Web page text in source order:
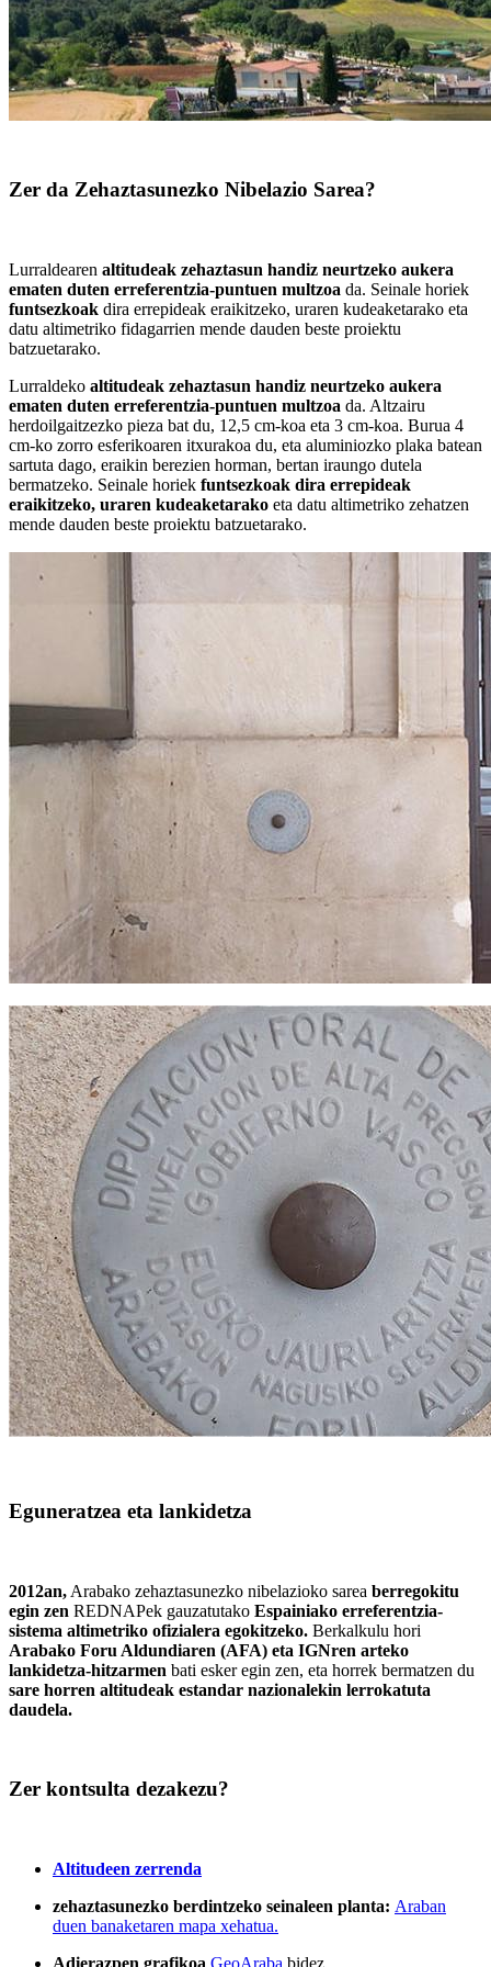
Zer da Zehaztasunezko Nibelazio Sarea?
Lurraldearen altitudeak zehaztasun handiz neurtzeko aukera
ematen duten erreferentzia-puntuen multzoa da. Seinale horiek
funtsezkoak dira errepideak eraikitzeko, uraren kudeaketarako eta
datu altimetriko fidagarrien mende dauden beste proiektu
batzuetarako.
Lurraldeko altitudeak zehaztasun handiz neurtzeko aukera
ematen duten erreferentzia-puntuen multzoa da. Altzairu
herdoilgaitzezko pieza bat du, 12,5 cm-koa eta 3 cm-koa. Burua 4
cm-ko zorro esferikoaren itxurakoa du, eta aluminiozko plaka batean
sartuta dago, eraikin berezien horman, bertan iraungo dutela
bermatzeko. Seinale horiek funtsezkoak dira errepideak
eraikitzeko, uraren kudeaketarako eta datu altimetriko zehatzen
mende dauden beste proiektu batzuetarako.
Eguneratzea eta lankidetza
2012an, Arabako zehaztasunezko nibelazioko sarea berregokitu
egin zen REDNAPek gauzatutako Espainiako erreferentzia-
sistema altimetriko ofizialera egokitzeko. Berkalkulu hori
Arabako Foru Aldundiaren (AFA) eta IGNren arteko
lankidetza-hitzarmen bati esker egin zen, eta horrek bermatzen du
sare horren altitudeak estandar nazionalekin lerrokatuta
daudela.
Zer kontsulta dezakezu?
Altitudeen zerrenda
zehaztasunezko berdintzeko seinaleen planta: Araban
duen banaketaren mapa xehatua.
Adierazpen grafikoa GeoAraba bidez